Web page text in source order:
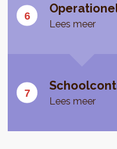
Lees meer
Lees meer